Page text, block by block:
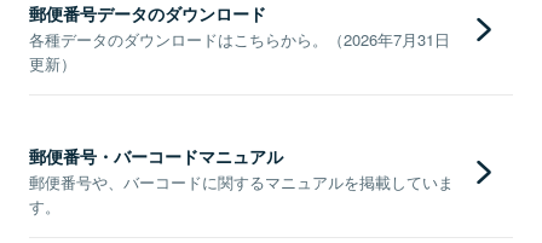
郵便番号データのダウンロード
各種データのダウンロードはこちらから。（2026年7月31日
更新）
郵便番号・バーコードマニュアル
郵便番号や、バーコードに関するマニュアルを掲載していま
す。